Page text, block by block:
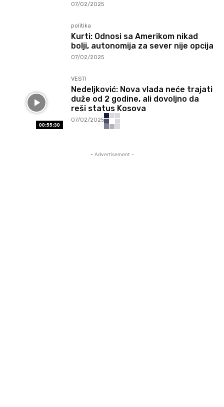
07/02/2025
politika
Kurti: Odnosi sa Amerikom nikad
bolji, autonomija za sever nije opcija
07/02/2025
00:55:30
VESTI
Nedeljković: Nova vlada neće trajati
duže od 2 godine, ali dovoljno da
reši status Kosova
07/02/2025
- Advertisement -